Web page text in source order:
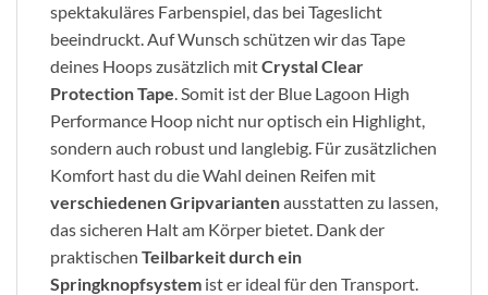
spektakuläres Farbenspiel, das bei Tageslicht
beeindruckt. Auf Wunsch schützen wir das Tape
deines Hoops zusätzlich mitCrystal Clear
Protection Tape. Somit ist der Blue Lagoon High
Performance Hoop nicht nur optisch ein Highlight,
sondern auch robust und langlebig. Für zusätzlichen
Komfort hast du die Wahl deinen Reifen mit
verschiedenen Gripvariantenausstatten zu lassen,
das sicheren Halt am Körper bietet. Dank der
praktischen Teilbarkeit durch ein
Springknopfsystem ist er ideal für den Transport.